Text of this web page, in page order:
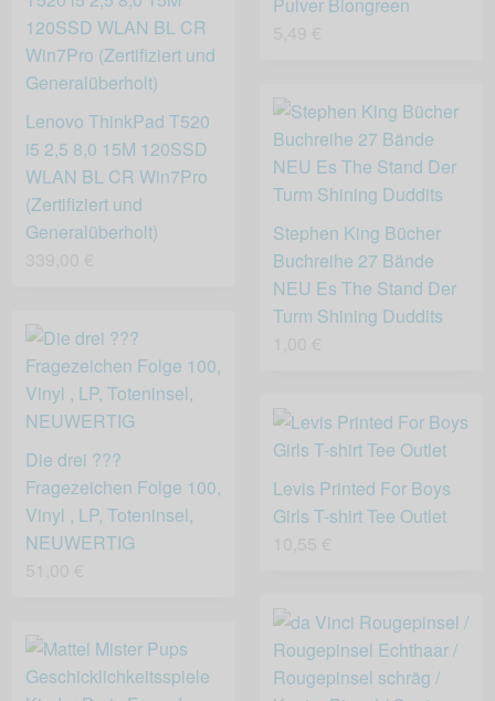
Pulver Biongreen
Lenovo ThinkPad T520
i5 2,5 8,0 15M 120SSD
WLAN BL CR Win7Pro
(Zertifiziert und
Generalüberholt)
Stephen King Bücher
Buchreihe 27 Bände
NEU Es The Stand Der
Turm Shining Duddits
Die drei ???
Fragezeichen Folge 100,
Vinyl , LP, Toteninsel,
NEUWERTIG
Levis Printed For Boys
Girls T-shirt Tee Outlet